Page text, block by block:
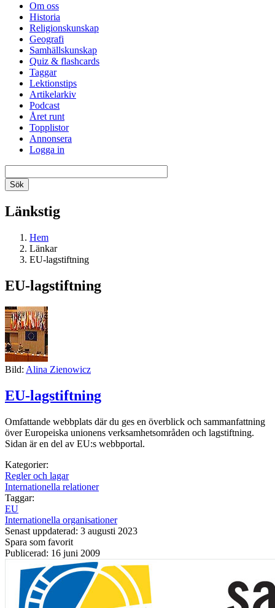
Om oss
Historia
Religionskunskap
Geografi
Samhällskunskap
Quiz & flashcards
Taggar
Lektionstips
Artikelarkiv
Podcast
Året runt
Topplistor
Annonsera
Logga in
Länkstig
Hem
Länkar
EU-lagstiftning
EU-lagstiftning
Bild: Alina Zienowicz
EU-lagstiftning
Omfattande webbplats där du ges en överblick och sammanfattning
över Europeiska unionens verksamhetsområden och lagstiftning.
Sidan är en del av EU:s webbportal.
Kategorier:
Regler och lagar
Internationella relationer
Taggar:
EU
Internationella organisationer
Senast uppdaterad: 3 augusti 2023
Spara som favorit
Publicerad: 16 juni 2009